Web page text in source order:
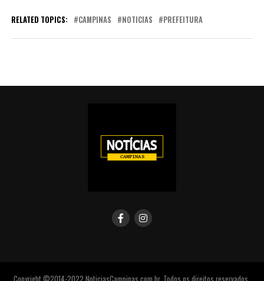
RELATED TOPICS: CAMPINAS NOTICIAS PREFEITURA
Copyright ©2014-2022 NoticiasCampinas.com.br. Todos os direitos reservados.